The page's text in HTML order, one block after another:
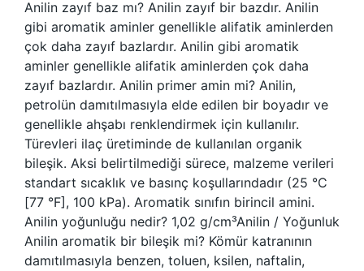
Anilin zayıf baz mı? Anilin zayıf bir bazdır. Anilin
gibi aromatik aminler genellikle alifatik aminlerden
çok daha zayıf bazlardır. Anilin gibi aromatik
aminler genellikle alifatik aminlerden çok daha
zayıf bazlardır. Anilin primer amin mi? Anilin,
petrolün damıtılmasıyla elde edilen bir boyadır ve
genellikle ahşabı renklendirmek için kullanılır.
Türevleri ilaç üretiminde de kullanılan organik
bileşik. Aksi belirtilmediği sürece, malzeme verileri
standart sıcaklık ve basınç koşullarındadır (25 °C
[77 °F], 100 kPa). Aromatik sınıfın birincil amini.
Anilin yoğunluğu nedir? 1,02 g/cm³Anilin / Yoğunluk
Anilin aromatik bir bileşik mi? Kömür katranının
damıtılmasıyla benzen, toluen, ksilen, naftalin,